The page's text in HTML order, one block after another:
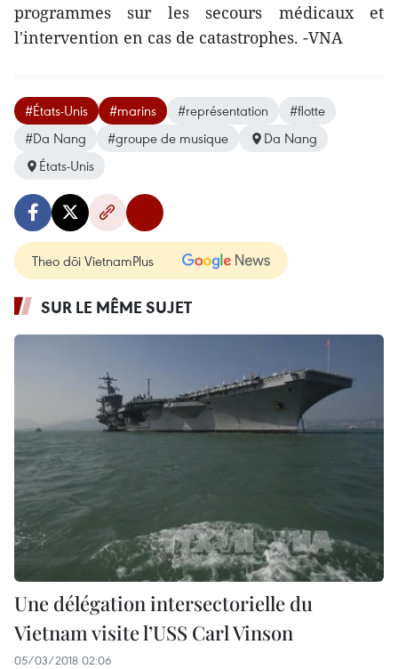
programmes sur les secours médica​ux et
l'intervention en cas de catastrophes. -VNA
#États-Unis #marins #représentation
#flotte
#Da Nang
#groupe de musique
Da Nang
États-Unis
Theo dõi VietnamPlus
SUR LE MÊME SUJET
Une délégation intersectorielle du
Vietnam visite l’USS Carl Vinson
05/03/2018 02:06